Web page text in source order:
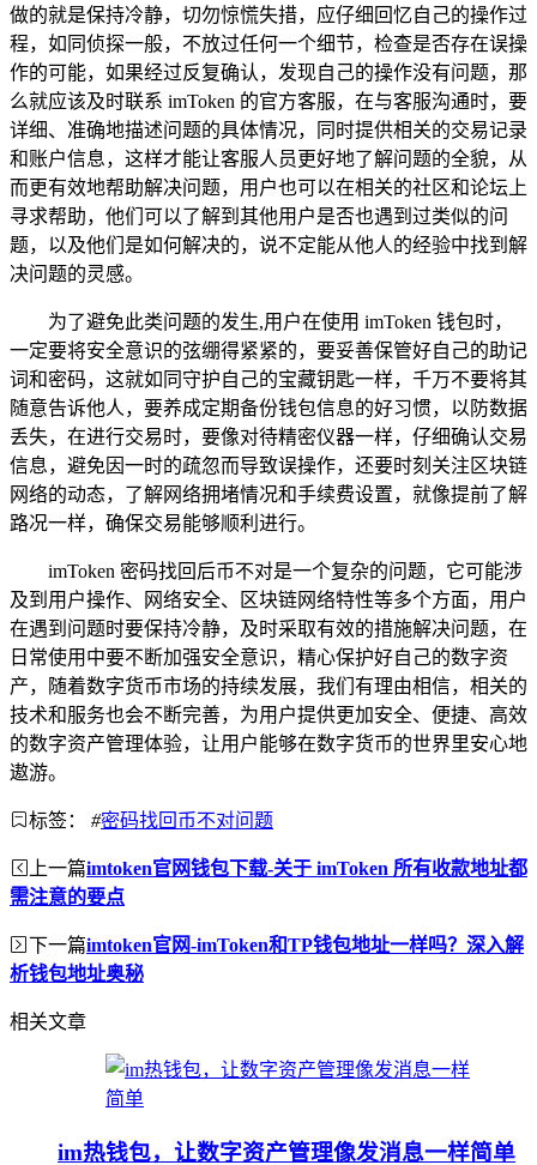
做的就是保持冷静，切勿惊慌失措，应仔细回忆自己的操作过
程，如同侦探一般，不放过任何一个细节，检查是否存在误操
作的可能，如果经过反复确认，发现自己的操作没有问题，那
么就应该及时联系 imToken 的官方客服，在与客服沟通时，要
详细、准确地描述问题的具体情况，同时提供相关的交易记录
和账户信息，这样才能让客服人员更好地了解问题的全貌，从
而更有效地帮助解决问题，用户也可以在相关的社区和论坛上
寻求帮助，他们可以了解到其他用户是否也遇到过类似的问
题，以及他们是如何解决的，说不定能从他人的经验中找到解
决问题的灵感。
为了避免此类问题的发生,用户在使用 imToken 钱包时，
一定要将安全意识的弦绷得紧紧的，要妥善保管好自己的助记
词和密码，这就如同守护自己的宝藏钥匙一样，千万不要将其
随意告诉他人，要养成定期备份钱包信息的好习惯，以防数据
丢失，在进行交易时，要像对待精密仪器一样，仔细确认交易
信息，避免因一时的疏忽而导致误操作，还要时刻关注区块链
网络的动态，了解网络拥堵情况和手续费设置，就像提前了解
路况一样，确保交易能够顺利进行。
imToken 密码找回后币不对是一个复杂的问题，它可能涉
及到用户操作、网络安全、区块链网络特性等多个方面，用户
在遇到问题时要保持冷静，及时采取有效的措施解决问题，在
日常使用中要不断加强安全意识，精心保护好自己的数字资
产，随着数字货币市场的持续发展，我们有理由相信，相关的
技术和服务也会不断完善，为用户提供更加安全、便捷、高效
的数字资产管理体验，让用户能够在数字货币的世界里安心地
遨游。
标签： #密码找回币不对问题
上一篇imtoken官网钱包下载-关于 imToken 所有收款地址都
需注意的要点
下一篇imtoken官网-imToken和TP钱包地址一样吗？深入解
析钱包地址奥秘
相关文章
im热钱包，让数字资产管理像发消息一样简单